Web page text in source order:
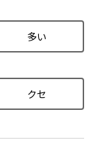
多い
クセ